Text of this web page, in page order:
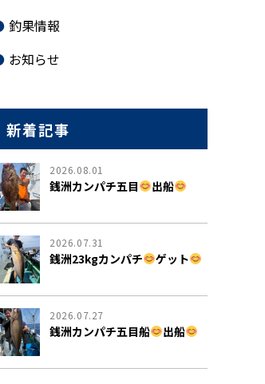
釣果情報
お知らせ
新着記事
2026.08.01
銭洲カンパチ五目 出船
2026.07.31
銭洲23kgカンパチ ゲット
2026.07.27
銭洲カンパチ五目船 出船